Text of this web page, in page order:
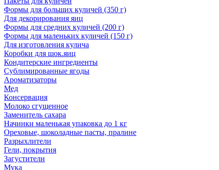
Формы для больших куличей (350 г)
Для декорирования яиц
Формы для средних куличей (200 г)
Формы для маленьких куличей (150 г)
Для изготовления кулича
Коробки для шок.яиц
Кондитерские ингредиенты
Сублимированные ягоды
Ароматизаторы
Мед
Консервация
Молоко сгущенное
Заменитель сахара
Начинки маленькая упаковка до 1 кг
Ореховые, шоколадные пасты, пралине
Разрыхлители
Гели, покрытия
Загустители
Мука